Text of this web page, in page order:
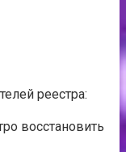
реестра:
восстановить